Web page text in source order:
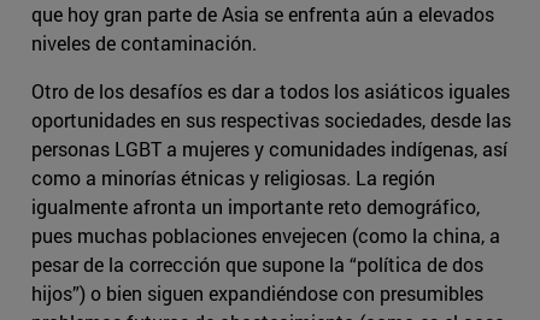
que hoy gran parte de Asia se enfrenta aún a elevados
niveles de contaminación.
Otro de los desafíos es dar a todos los asiáticos iguales
oportunidades en sus respectivas sociedades, desde las
personas LGBT a mujeres y comunidades indígenas, así
como a minorías étnicas y religiosas. La región
igualmente afronta un importante reto demográfico,
pues muchas poblaciones envejecen (como la china, a
pesar de la corrección que supone la “política de dos
hijos”) o bien siguen expandiéndose con presumibles